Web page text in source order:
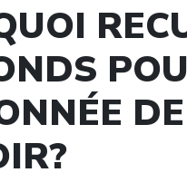
DE